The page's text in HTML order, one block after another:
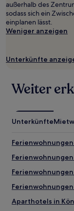
und
Verfügbarkeiten
können
sich
können
gelten.
außerhalb des
sodass sich ein
einplanen lässt.
Weniger anzeigen
Unterkünfte
Weiter
Unterkünfte
Aparthotels in